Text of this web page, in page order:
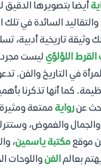
أيضا بتصويرها الدقيق
والتقاليد السائدة في
وثيقة تاريخية أدبية،
القرط اللؤلؤي ليست
في التاريخ والفن.
كما أنها تذكرنا
عنرواية ممتعة
والجمال والغموض،
موقعمكتبة ياسمين،
بعالمالفنواللوحات